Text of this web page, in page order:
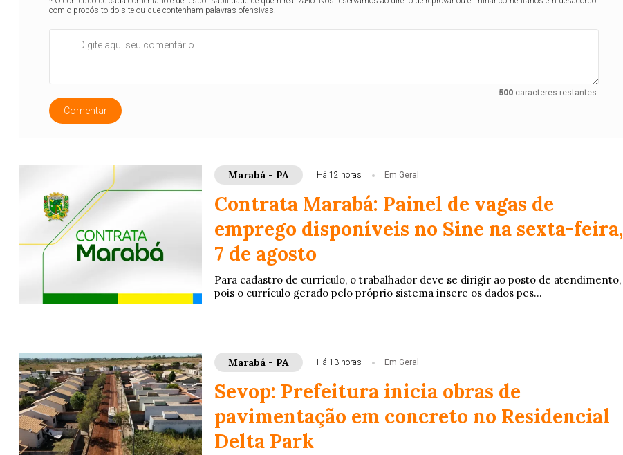
com o propósito do site ou que contenham palavras ofensivas.
500caracteres restantes.
Comentar
Marabá - PA Há 12 horas Em Geral
Contrata Marabá: Painel de vagas de
emprego disponíveis no Sine na sexta-feira,
7 de agosto
Para cadastro de currículo, o trabalhador deve se dirigir ao posto de atendimento,
pois o currículo gerado pelo próprio sistema insere os dados pes...
Marabá - PA Há 13 horas Em Geral
Sevop: Prefeitura inicia obras de
pavimentação em concreto no Residencial
Delta Park